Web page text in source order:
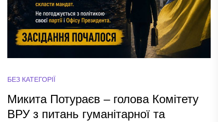
БЕЗ КАТЕГОРІЇ
Микита Потураєв – голова Комітету
ВРУ з питань гуманітарної та